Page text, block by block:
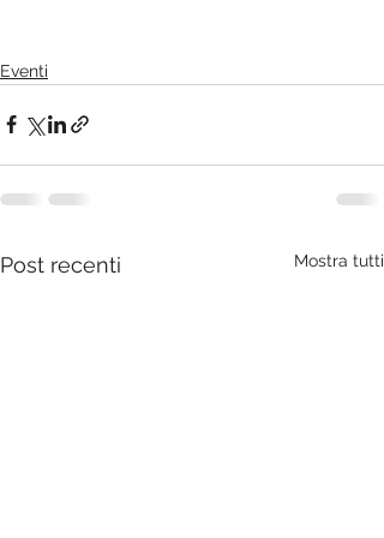
Eventi
Post recenti Mostra tutti